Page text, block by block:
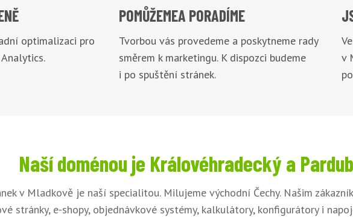
optimalizaci pro
POMŮŽEMEA PORADÍME
Tvorbou vás provedeme a poskytneme rady
směrem k marketingu. K dispozci budeme
i po spuštění stránek.
v
Naší doménou je Královéhradecký a
v Mladkově je naší specialitou. Milujeme východní Čechy. Našim
stránky, e-shopy, objednávkové systémy, kalkulátory, konfigurátory i